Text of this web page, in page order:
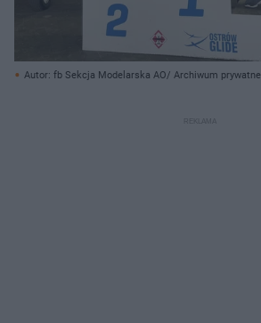
Autor: fb Sekcja Modelarska AO/ Archiwum prywatne